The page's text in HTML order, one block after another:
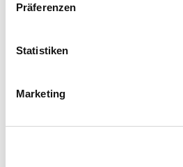
Präferenzen
Statistiken
Marketing